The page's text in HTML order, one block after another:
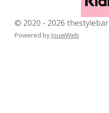
© 2020 - 2026 thestylebar
Powered by JouwWeb